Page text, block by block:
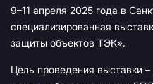
9–11 апреля 2025 года в
специализированная
защиты объектов ТЭК».
Цель проведения выставки